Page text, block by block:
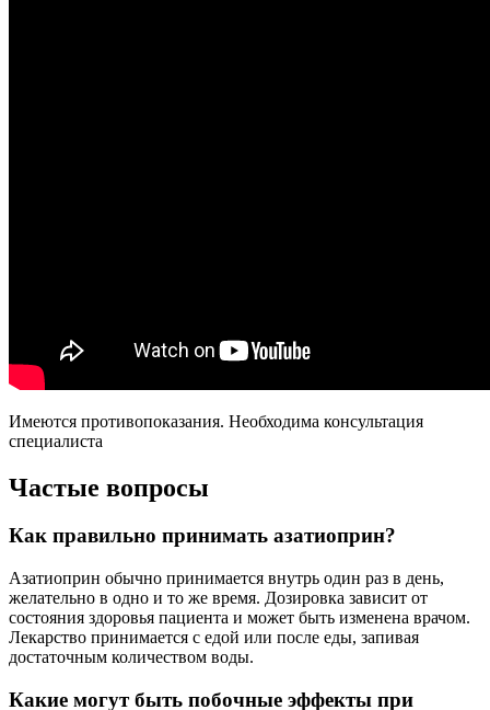
Имеются противопоказания. Необходима консультация
специалиста
Частые вопросы
Как правильно принимать азатиоприн?
Азатиоприн обычно принимается внутрь один раз в день,
желательно в одно и то же время. Дозировка зависит от
состояния здоровья пациента и может быть изменена врачом.
Лекарство принимается с едой или после еды, запивая
достаточным количеством воды.
Какие могут быть побочные эффекты при